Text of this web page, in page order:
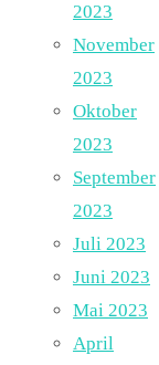
2023
November
2023
Oktober
2023
September
2023
Juli 2023
Juni 2023
Mai 2023
April